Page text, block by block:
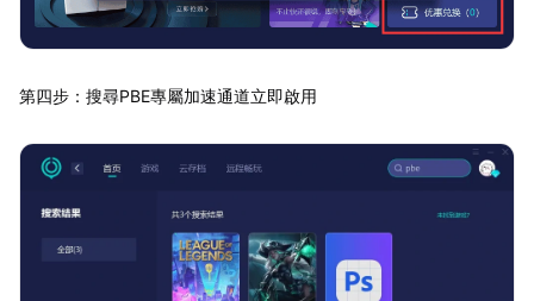
第四步：搜尋PBE專屬加速通道立即啟用